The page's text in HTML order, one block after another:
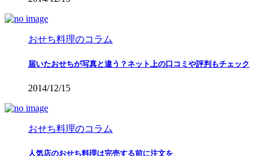
おせち料理のコラム
届いたおせちが写真と違う？ネット上の口コミや評判もチェック
2014/12/15
おせち料理のコラム
人気店のおせち料理は完売する前に注文を